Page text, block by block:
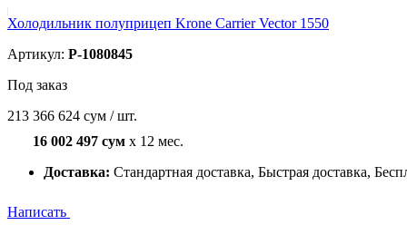
Холодильник полуприцеп Krone Carrier Vector 1550
Артикул: P-1080845
Под заказ
213 366 624 сум / шт.
16 002 497 сум x 12 мес.
Доставка: Стандартная доставка, Быстрая доставка,
Написать